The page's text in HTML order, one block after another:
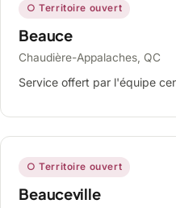
○ Territoire ouvert
Beauce
Chaudière-Appalaches, QC
Service offert par l'équipe
○ Territoire ouvert
Beauceville